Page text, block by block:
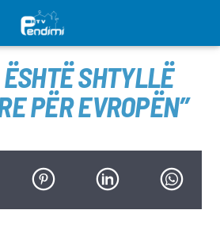
SHTYLLË
PËR EVROPËN”